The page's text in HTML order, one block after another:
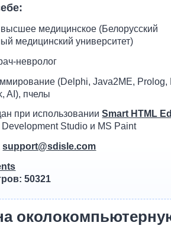
медицинское (Белорусский
медицинский университет)
невролог
(Delphi, Java2ME, Prolog,
AI), пчелы
при использованииSmart HTML
Studio и MS Paint
support@sdisle.com
50321